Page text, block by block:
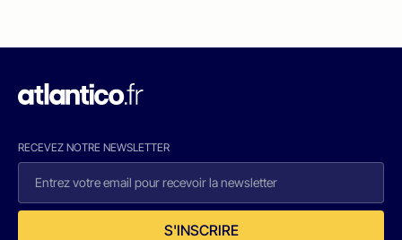
RECEVEZ NOTRE NEWSLETTER
S'INSCRIRE